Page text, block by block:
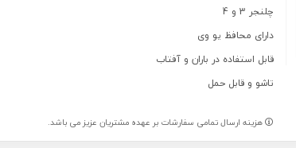
چلنجر 3 و 4
دارای محافظ یو وی
قابل استفاده در باران و آفتاب
تاشو و قابل حمل
هزینه ارسال تمامی سفارشات بر عهده مشتریان عزیز می باشد.